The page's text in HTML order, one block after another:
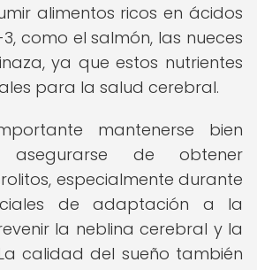
alimentos ricos en ácidos
como el salmón, las nueces
ya que estos nutrientes
para la salud cerebral.
mantenerse bien
de obtener
especialmente durante
de adaptación a la
la neblina cerebral y la
calidad del sueño también